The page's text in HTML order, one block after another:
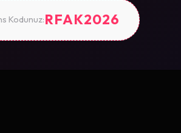
Kodunuz:RFAK2026